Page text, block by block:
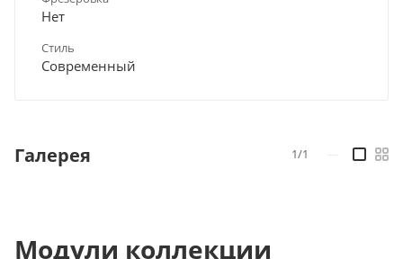
Нет
Стиль
Современный
Галерея 1/1
Модули коллекции